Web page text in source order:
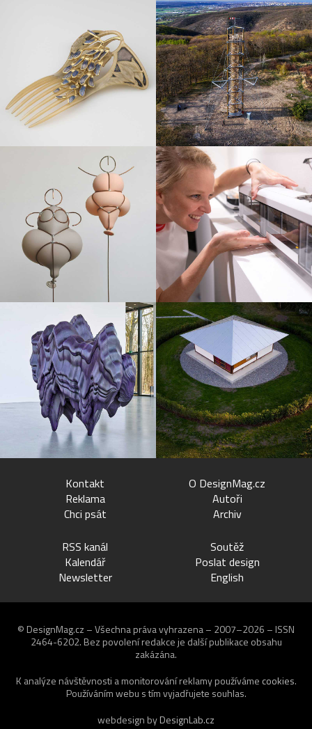
Kontakt
Reklama
Chci psát
O DesignMag.cz
Autoři
Archiv
RSS kanál
Kalendář
Newsletter
Soutěž
Poslat design
English
© DesignMag.cz – Všechna práva vyhrazena – 2007–2026 – ISSN
2464-6202. Bez povolení redakce je další publikace obsahu
zakázána.
K analýze návštěvnosti a monitorování reklamy používáme cookies.
Používáním webu s tím vyjadřujete souhlas.
webdesign byDesignLab.cz